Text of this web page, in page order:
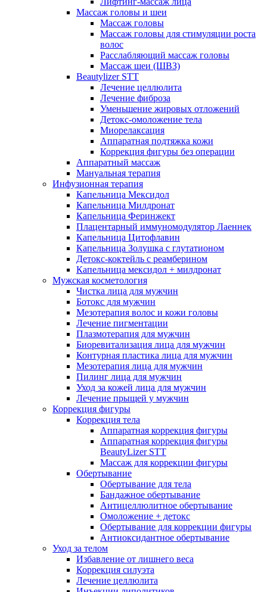
Массаж головы и шеи
Массаж головы
Массаж головы для стимуляции роста
волос
Расслабляющий массаж головы
Массаж шеи (ШВЗ)
Beautylizer STT
Лечение целлюлита
Лечение фиброза
Уменьшение жировых отложений
Детокс-омоложение тела
Миорелаксация
Аппаратная подтяжка кожи
Коррекция фигуры без операции
Аппаратный массаж
Мануальная терапия
Инфузионная терапия
Капельница Мексидол
Капельница Милдронат
Капельница Феринжект
Плацентарный иммуномодулятор Лаеннек
Капельница Цитофлавин
Капельница Золушка с глутатионом
Детокс-коктейль с реамберином
Капельница мексидол + милдронат
Мужская косметология
Чистка лица для мужчин
Ботокс для мужчин
Мезотерапия волос и кожи головы
Лечение пигментации
Плазмотерапия для мужчин
Биоревитализация лица для мужчин
Контурная пластика лица для мужчин
Мезотерапия лица для мужчин
Пилинг лица для мужчин
Уход за кожей лица для мужчин
Лечение прыщей у мужчин
Коррекция фигуры
Коррекция тела
Аппаратная коррекция фигуры
Аппаратная коррекция фигуры
BeautyLizer STT
Массаж для коррекции фигуры
Обертывание
Обертывание для тела
Бандажное обертывание
Антицеллюлитное обертывание
Омоложение + детокс
Обертывание для коррекции фигуры
Антиоксидантное обертывание
Уход за телом
Избавление от лишнего веса
Коррекция силуэта
Лечение целлюлита